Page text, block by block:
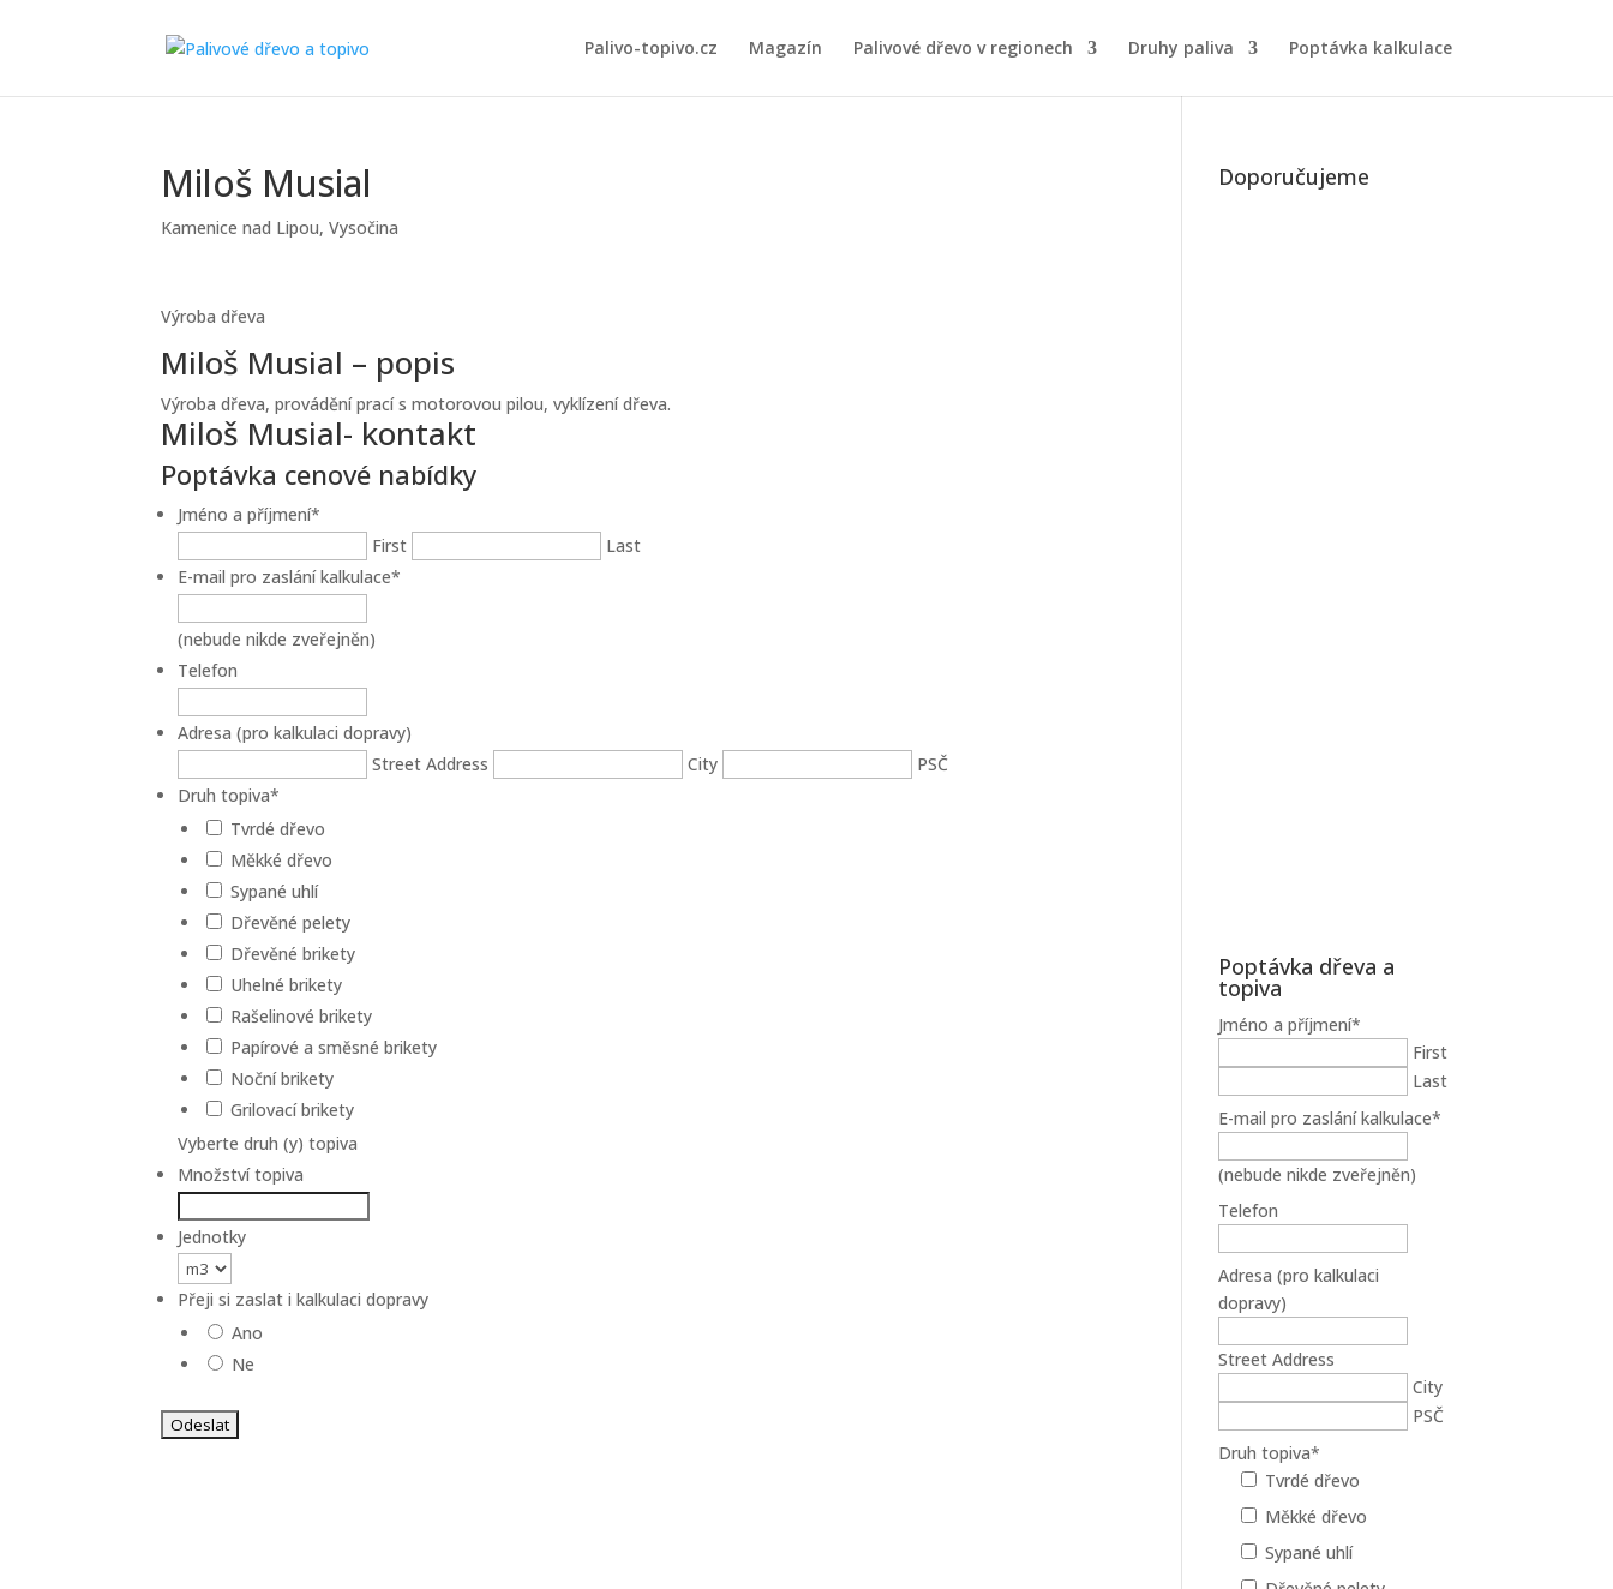
Palivo-topivo.cz Magazín Palivové dřevo v regionech Druhy paliva Poptávka kalkulace
Miloš Musial
Kamenice nad Lipou,Vysočina
Výroba dřeva
Miloš Musial – popis
Výroba dřeva, provádění prací s motorovou pilou, vyklízení dřeva.
Miloš Musial- kontakt
Poptávka cenové nabídky
Jméno a příjmení*
First
Last
E-mail pro zaslání kalkulace*
(nebude nikde zveřejněn)
Telefon
Adresa (pro kalkulaci dopravy)
Street Address
City
PSČ
Druh topiva*
Tvrdé dřevo
Měkké dřevo
Sypané uhlí
Dřevěné pelety
Dřevěné brikety
Uhelné brikety
Rašelinové brikety
Papírové a směsné brikety
Noční brikety
Grilovací brikety
Vyberte druh (y) topiva
Množství topiva
Jednotky
Přeji si zaslat i kalkulaci dopravy
Ano
Ne
Doporučujeme
Poptávka dřeva a
topiva
Jméno a příjmení*
First
Last
E-mail pro zaslání kalkulace*
(nebude nikde zveřejněn)
Telefon
Adresa (pro kalkulaci
dopravy)
Street Address
City
PSČ
Druh topiva*
Tvrdé dřevo
Měkké dřevo
Sypané uhlí